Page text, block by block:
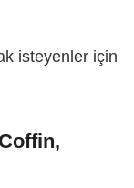
isteyenler için